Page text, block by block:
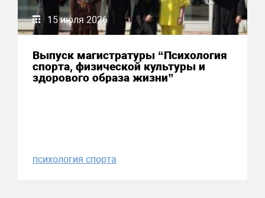
15 июля 2026
Выпуск магистратуры “Психология
спорта, физической культуры и
здорового образа жизни”
психология спорта